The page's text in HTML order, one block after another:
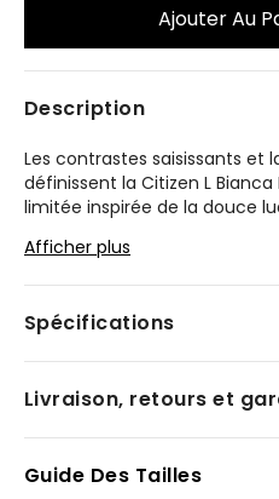
Ajouter Au
Description
Les contrastes saisissants et
définissent la Citizen L Bianca
limitée inspirée de la douce
lumière — toute source de
technologie exclusive Eco-
acier inoxydable revêtu
renforçant son caractère
Afficher plus
Spécifications
Livraison, retours et
Guide Des Tailles